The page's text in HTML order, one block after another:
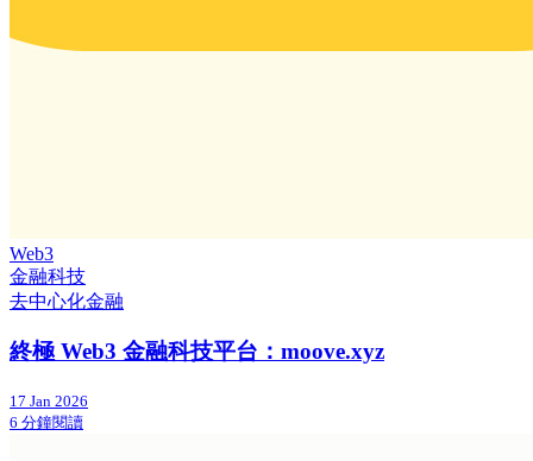
Web3
金融科技
去中心化金融
終極 Web3 金融科技平台：moove.xyz
17 Jan 2026
6 分鐘閱讀